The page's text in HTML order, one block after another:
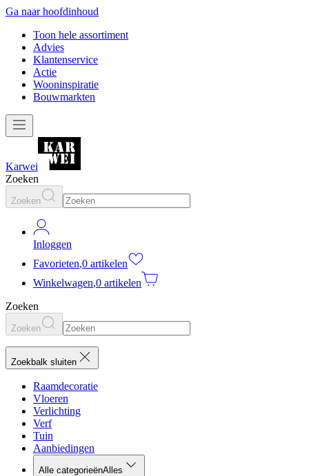
Ga naar hoofdinhoud
Toon hele assortiment
Advies
Klantenservice
Actie
Wooninspiratie
Bouwmarkten
Karwei
Zoeken
Zoeken
Inloggen
Favorieten,0 artikelen
Winkelwagen,0 artikelen
Zoeken
Zoeken
Zoekbalk sluiten
Raamdecoratie
Vloeren
Verlichting
Verf
Tuin
Aanbiedingen
Alle categorieënAlles